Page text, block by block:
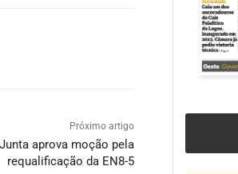
Próximo artigo
aprova moção pela
requalificação da EN8-5